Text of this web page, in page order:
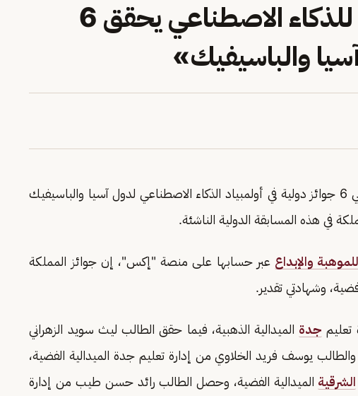
المنتخب السعودي للذكاء الاصطناعي يحقق 6
والباسيفيك»
حقق المنتخب السعودي للذكاء الاصطناعي 6 جوائز دولية في أولمبياد الذكاء الاصطناعي لدول آسيا والباسيفيك
والإبداع عبر حسابها على منصة "إكس"، إن جوائز المملكة
جدة الميدالية الذهبية، فيما حقق الطالب ليث سويد الزهراني
والطالب يوسف فريد الخلاوي من إدارة تعليم جدة الميدالية الفضية،
الشرقية الميدالية الفضية، وحصل الطالب رائد حسن طيب من إدارة